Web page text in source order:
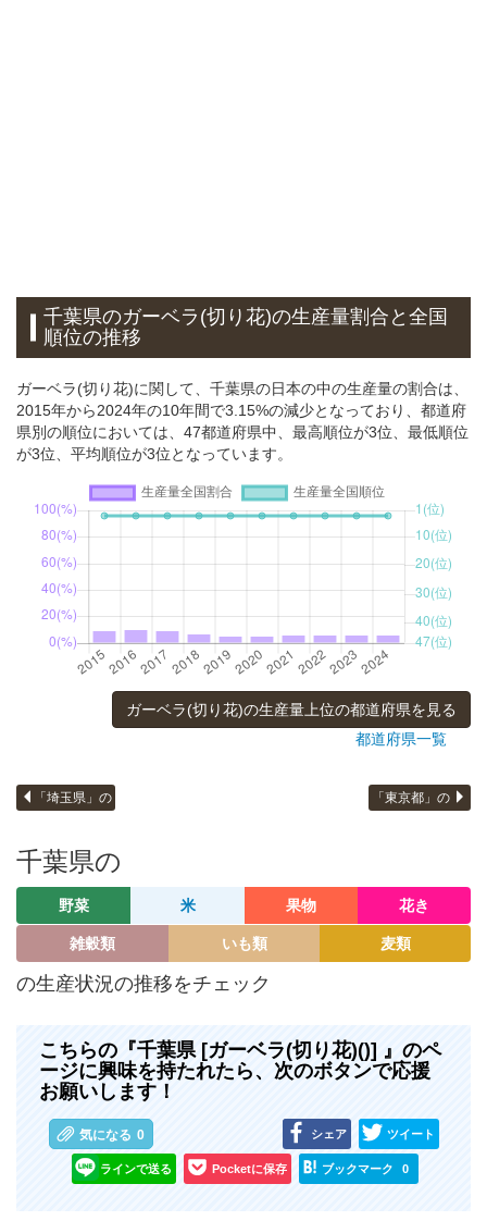
千葉県のガーベラ(切り花)の生産量割合と全国
順位の推移
ガーベラ(切り花)に関して、千葉県の日本の中の生産量の割合は、
2015年から2024年の10年間で3.15%の減少となっており、都道府
県別の順位においては、47都道府県中、最高順位が3位、最低順位
が3位、平均順位が3位となっています。
ガーベラ(切り花)の生産量上位の都道府県を見る
都道府県一覧
「埼玉県」の 「東京都」の
千葉県の
野菜 米 果物 花き
雑穀類 いも類 麦類
の生産状況の推移をチェック
こちらの『千葉県 [ガーベラ(切り花)()] 』のペ
ージに興味を持たれたら、次のボタンで応援
お願いします！
気になる 0 シェア ツイート
ラインで送る Pocketに保存 ブックマーク 0